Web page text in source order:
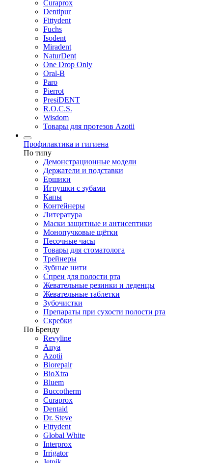
Curaprox
Dentipur
Fittydent
Fuchs
Isodent
Miradent
NaturDent
One Drop Only
Oral-B
Paro
Pierrot
PresiDENT
R.O.C.S.
Wisdom
Товары для протезов Azotii
Профилактика и гигиена
По типу
Демонстрационные модели
Держатели и подставки
Ершики
Игрушки с зубами
Капы
Контейнеры
Литература
Маски защитные и антисептики
Монопучковые щётки
Песочные часы
Товары для стоматолога
Трейнеры
Зубные нити
Спреи для полости рта
Жевательные резинки и леденцы
Жевательные таблетки
Зубочистки
Препараты при сухости полости рта
Скребки
По Бренду
Revyline
Anya
Azotii
Biorepair
BioXtra
Bluem
Buccotherm
Curaprox
Dentaid
Dr. Steve
Fittydent
Global White
Interprox
Irrigator